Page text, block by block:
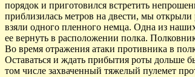
порядок и приготовился встретить
приблизилась метров на двести, мы
взяли одного пленного немца. Одна из
ее вернуть в расположении полка.
Во время отражения атаки противника в
Оставаться и ждать прибытия роты дольше
том числе захваченный тяжелый пулемет